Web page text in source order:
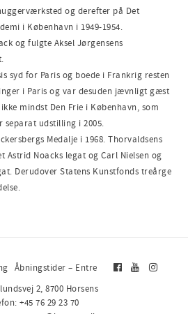
og derefter på Det
i København i 1949-1954.
og fulgte Aksel Jørgensens
syd for Paris og boede i Frankrig resten
i Paris og var desuden jævnligt gæst
mindst Den Frie i København, som
udstilling i 2005.
Medalje i 1968. Thorvaldsens
Astrid Noacks legat og Carl Nielsen og
Derudover Statens Kunstfonds treårge
Åbningstider – Entre
2, 8700 Horsens
+45 76 29 23 70